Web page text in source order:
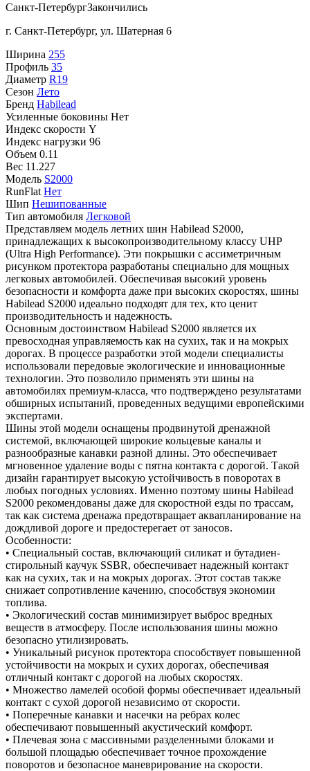
Санкт-ПетербургЗакончились
г. Санкт-Петербург, ул. Шатерная 6
Ширина 255
Профиль 35
Диаметр R19
Сезон Лето
Бренд Habilead
Усиленные боковины Нет
Индекс скорости Y
Индекс нагрузки 96
Объем 0.11
Вес 11.227
Модель S2000
RunFlat Нет
Шип Нешипованные
Тип автомобиля Легковой
Представляем модель летних шин Habilead S2000,
принадлежащих к высокопроизводительному классу UHP
(Ultra High Performance). Эти покрышки с ассиметричным
рисунком протектора разработаны специально для мощных
легковых автомобилей. Обеспечивая высокий уровень
безопасности и комфорта даже при высоких скоростях, шины
Habilead S2000 идеально подходят для тех, кто ценит
производительность и надежность.
Основным достоинством Habilead S2000 является их
превосходная управляемость как на сухих, так и на мокрых
дорогах. В процессе разработки этой модели специалисты
использовали передовые экологические и инновационные
технологии. Это позволило применять эти шины на
автомобилях премиум-класса, что подтверждено результатами
обширных испытаний, проведенных ведущими европейскими
экспертами.
Шины этой модели оснащены продвинутой дренажной
системой, включающей широкие кольцевые каналы и
разнообразные канавки разной длины. Это обеспечивает
мгновенное удаление воды с пятна контакта с дорогой. Такой
дизайн гарантирует высокую устойчивость в поворотах в
любых погодных условиях. Именно поэтому шины Habilead
S2000 рекомендованы даже для скоростной езды по трассам,
так как система дренажа предотвращает аквапланирование на
дождливой дороге и предостерегает от заносов.
Особенности:
• Специальный состав, включающий силикат и бутадиен-
стирольный каучук SSBR, обеспечивает надежный контакт
как на сухих, так и на мокрых дорогах. Этот состав также
снижает сопротивление качению, способствуя экономии
топлива.
• Экологический состав минимизирует выброс вредных
веществ в атмосферу. После использования шины можно
безопасно утилизировать.
• Уникальный рисунок протектора способствует повышенной
устойчивости на мокрых и сухих дорогах, обеспечивая
отличный контакт с дорогой на любых скоростях.
• Множество ламелей особой формы обеспечивает идеальный
контакт с сухой дорогой независимо от скорости.
• Поперечные канавки и насечки на ребрах колес
обеспечивают повышенный акустический комфорт.
• Плечевая зона с массивными разделенными блоками и
большой площадью обеспечивает точное прохождение
поворотов и безопасное маневрирование на скорости.